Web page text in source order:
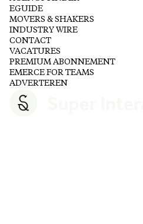
EGUIDE
MOVERS & SHAKERS
INDUSTRY WIRE
CONTACT
VACATURES
PREMIUM ABONNEMENT
EMERCE FOR TEAMS
ADVERTEREN